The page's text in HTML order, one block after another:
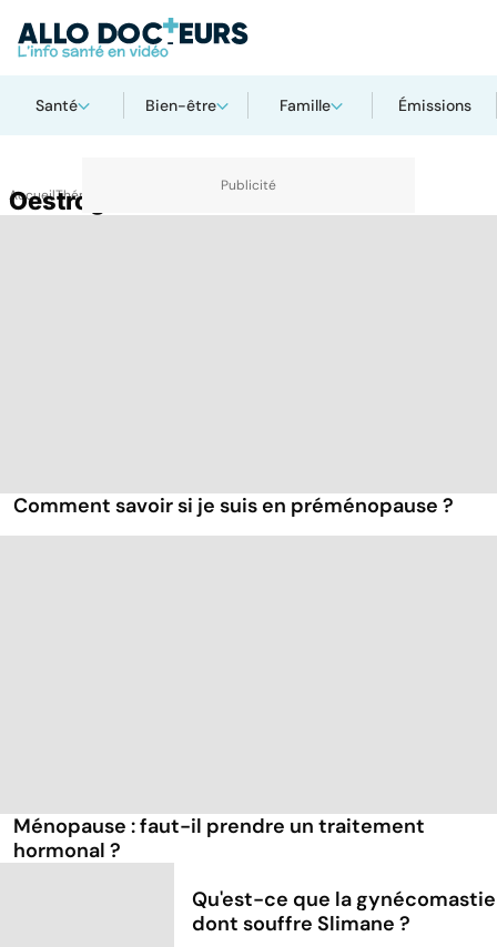
Santé Bien-être Famille Émissions
AccueilThématiques
Oestrogènes
Comment savoir si je suis en préménopause ?
Ménopause : faut-il prendre un traitement
hormonal ?
Qu'est-ce que la gynécomastie
dont souffre Slimane ?